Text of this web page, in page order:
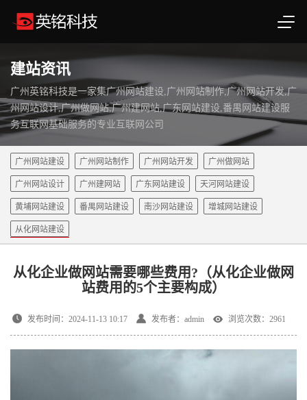
建站资讯
广州英铭科技是一家集广州网站建设,广州网站制作,广州网站开发,广
州网站设计,广州做网站,广州建网站,广东网站建设,番禺网站建设服
务互联网基础服务的专业互联网公司
广州网站建设 广州网站制作 广州网站开发 广州做网站
广州网站设计 广州建网站 广东网站建设 天河网站建设
黄埔网站建设 番禺网站建设 南沙网站建设 增城网站建设
从化网站建设
从化企业做网站需要哪些费用?（从化企业做网
站费用的5个主要构成）
发布时间：2024-11-13 10:17 发布者：admin 浏览次数：2961